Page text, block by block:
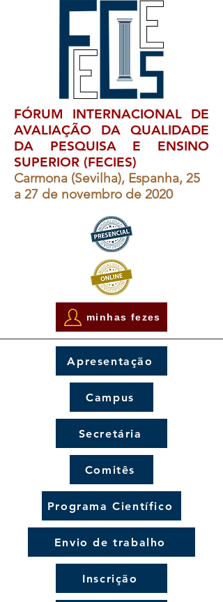
FÓRUM INTERNACIONAL DE
AVALIAÇÃO DA QUALIDADE
DA PESQUISA E ENSINO
SUPERIOR (FECIES)
Carmona (Sevilha), Espanha, 25
a 27 de novembro de 2020
minhas fezes
Apresentação
Campus
Secretária
Comitês
Programa Científico
Envio de trabalho
Inscrição